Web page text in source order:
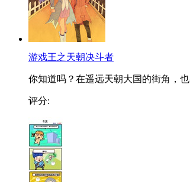
游戏王之天朝决斗者
你知道吗？在遥远天朝大国的街角，
评分: